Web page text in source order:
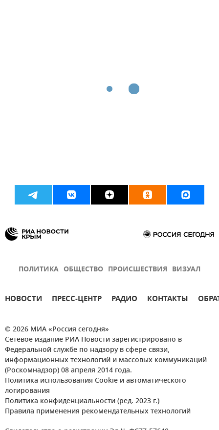
ПОЛИТИКА ОБЩЕСТВО ПРОИСШЕСТВИЯ ВИЗУАЛ
НОВОСТИ ПРЕСС-ЦЕНТР РАДИО КОНТАКТЫ
© 2026 МИА «Россия сегодня»
Сетевое издание РИА Новости зарегистрировано в
Федеральной службе по надзору в сфере связи,
информационных технологий и массовых коммуникаций
(Роскомнадзор) 08 апреля 2014 года.
Политика использования Cookie и автоматического
логирования
Политика конфиденциальности (ред. 2023 г.)
Правила применения рекомендательных технологий